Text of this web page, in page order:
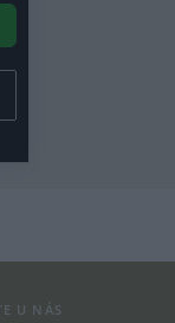
U NÁS